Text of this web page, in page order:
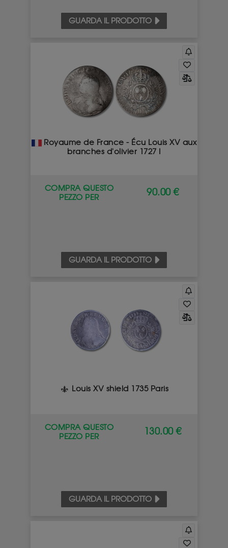
GUARDA IL PRODOTTO
Royaume de France - Écu Louis XV aux
branches d'olivier 1727 I
COMPRA QUESTO
PEZZO PER
90.00 €
GUARDA IL PRODOTTO
Louis XV shield 1735 Paris
COMPRA QUESTO
PEZZO PER
130.00 €
GUARDA IL PRODOTTO